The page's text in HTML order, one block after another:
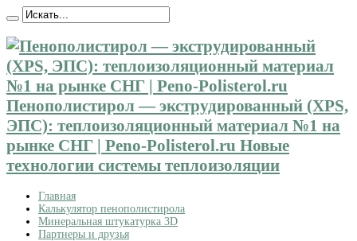
Пенополистирол — экструдированный (XPS,
ЭПС): теплоизоляционный материал №1 на
рынке СНГ | Peno-Polisterol.ru Новые
технологии системы теплоизоляции
Главная
Калькулятор пенополистирола
Минеральная штукатурка 3D
Партнеры и друзья